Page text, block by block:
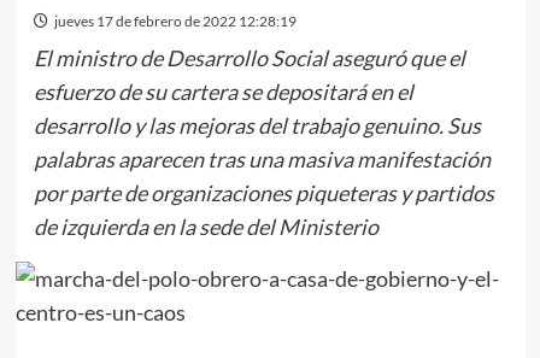
jueves 17 de febrero de 2022 12:28:19
El ministro de Desarrollo Social aseguró que el
esfuerzo de su cartera se depositará en el
desarrollo y las mejoras del trabajo genuino. Sus
palabras aparecen tras una masiva manifestación
por parte de organizaciones piqueteras y partidos
de izquierda en la sede del Ministerio